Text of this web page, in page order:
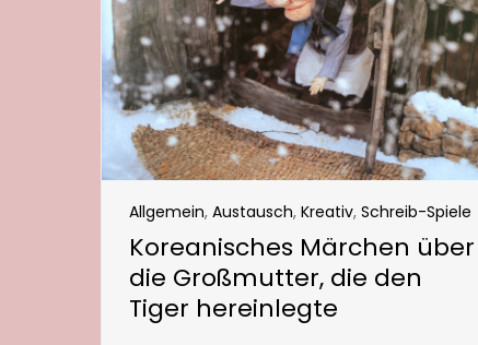
Allgemein, Austausch, Kreativ, Schreib-Spiele
Koreanisches Märchen über
die Großmutter, die den
Tiger hereinlegte